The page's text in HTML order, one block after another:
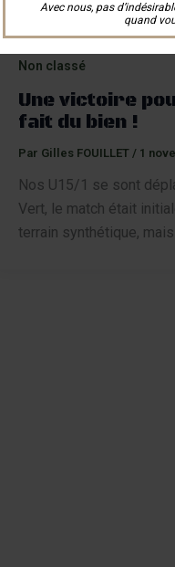
Avec nous, pas
quand
Non classé
Une victoire
fait du bien !
Par Gilles FOUILLET / 1
Nos U15/1 se sont
Vert, le match était
terrain synthétique, mais